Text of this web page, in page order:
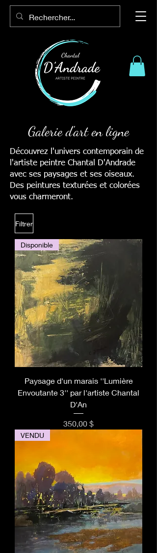
Galerie d'art en ligne
Découvrez l'univers contemporain de
l'artiste peintre Chantal D'Andrade
avec ses paysages et ses oiseaux.
Des peintures texturées et colorées
vous charmeront.
Filtrer
Disponible
Paysage d'un marais ''Lumière
Envoutante 3'' par l'artiste Chantal
D'An
Prix
350,00 $
VENDU